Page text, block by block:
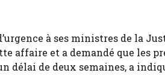
à ses ministres de la
affaire et a demandé que les
délai de deux semaines, a